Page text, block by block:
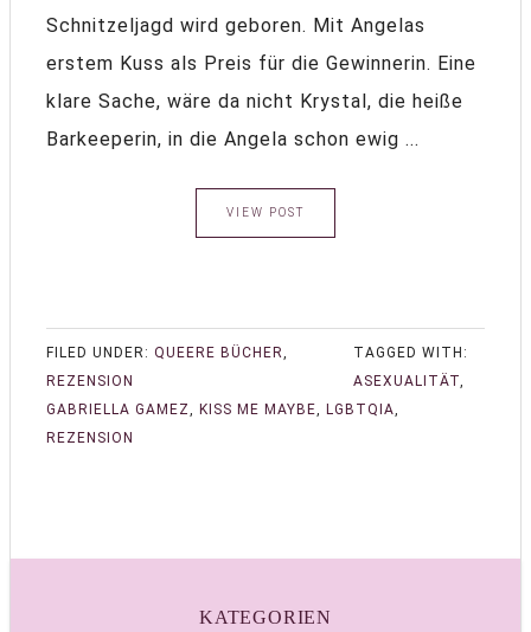
Schnitzeljagd wird geboren. Mit Angelas
erstem Kuss als Preis für die Gewinnerin. Eine
klare Sache, wäre da nicht Krystal, die heiße
Barkeeperin, in die Angela schon ewig ...
VIEW POST
FILED UNDER: QUEERE BÜCHER,
REZENSION
TAGGED WITH:
ASEXUALITÄT,
GABRIELLA GAMEZ, KISS ME MAYBE, LGBTQIA,
REZENSION
KATEGORIEN